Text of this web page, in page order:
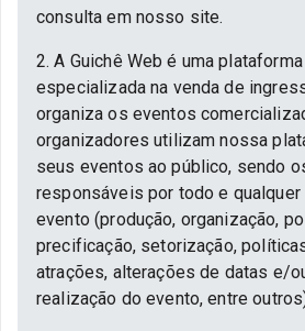
consulta em nosso site.
2. A Guichê Web é uma
especializada na venda de
organiza os eventos
organizadores utilizam nossa
seus eventos ao público, sendo
responsáveis por todo e
evento (produção, organização,
precificação, setorização,
atrações, alterações de datas e/
realização do evento, entre